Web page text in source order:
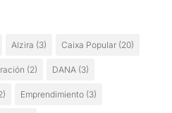
Alzira (3) Caixa Popular(20)
(2) DANA(3)
Emprendimiento(3)